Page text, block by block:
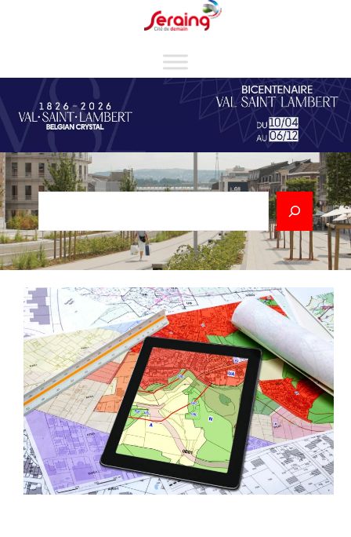
Rechercher
Cookies management panel